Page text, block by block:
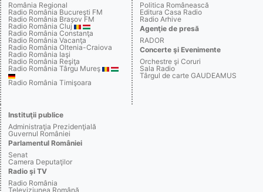
România Regional
Radio România Bucureşti FM
Radio România Braşov FM
Radio România Cluj
Radio România Constanţa
Radio România Vacanţa
Radio România Oltenia-Craiova
Radio România Iaşi
Radio România Reşiţa
Radio România Târgu Mureş
Radio România Timişoara
Politica Românească
Editura Casa Radio
Radio Arhive
Agenţie de presă
RADOR
Concerte şi Evenimente
Orchestre şi Coruri
Sala Radio
Târgul de carte GAUDEAMUS
Instituţii publice
Administraţia Prezidenţială
Guvernul României
Parlamentul României
Senat
Camera Deputaţilor
Radio şi TV
Radio România
Televiziunea Română